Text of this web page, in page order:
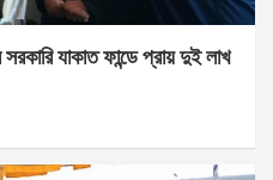
যাকাত ফান্ডে প্রায় দুই লাখ